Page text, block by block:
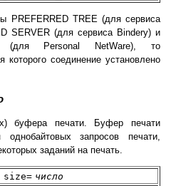
PREFERRED TREE (для сервиса
SERVER (для сервиса Bindery) и
(для Personal NetWare), то
которого соединение установлено
буфера печати. Буфер печати
запросов печати,
заданий на печать.
число